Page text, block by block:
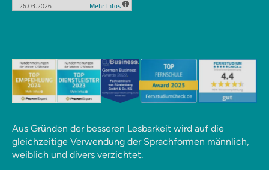
Aus Gründen der besseren Lesbarkeit wird auf die
gleichzeitige Verwendung der Sprachformen männlich,
weiblich und divers verzichtet.